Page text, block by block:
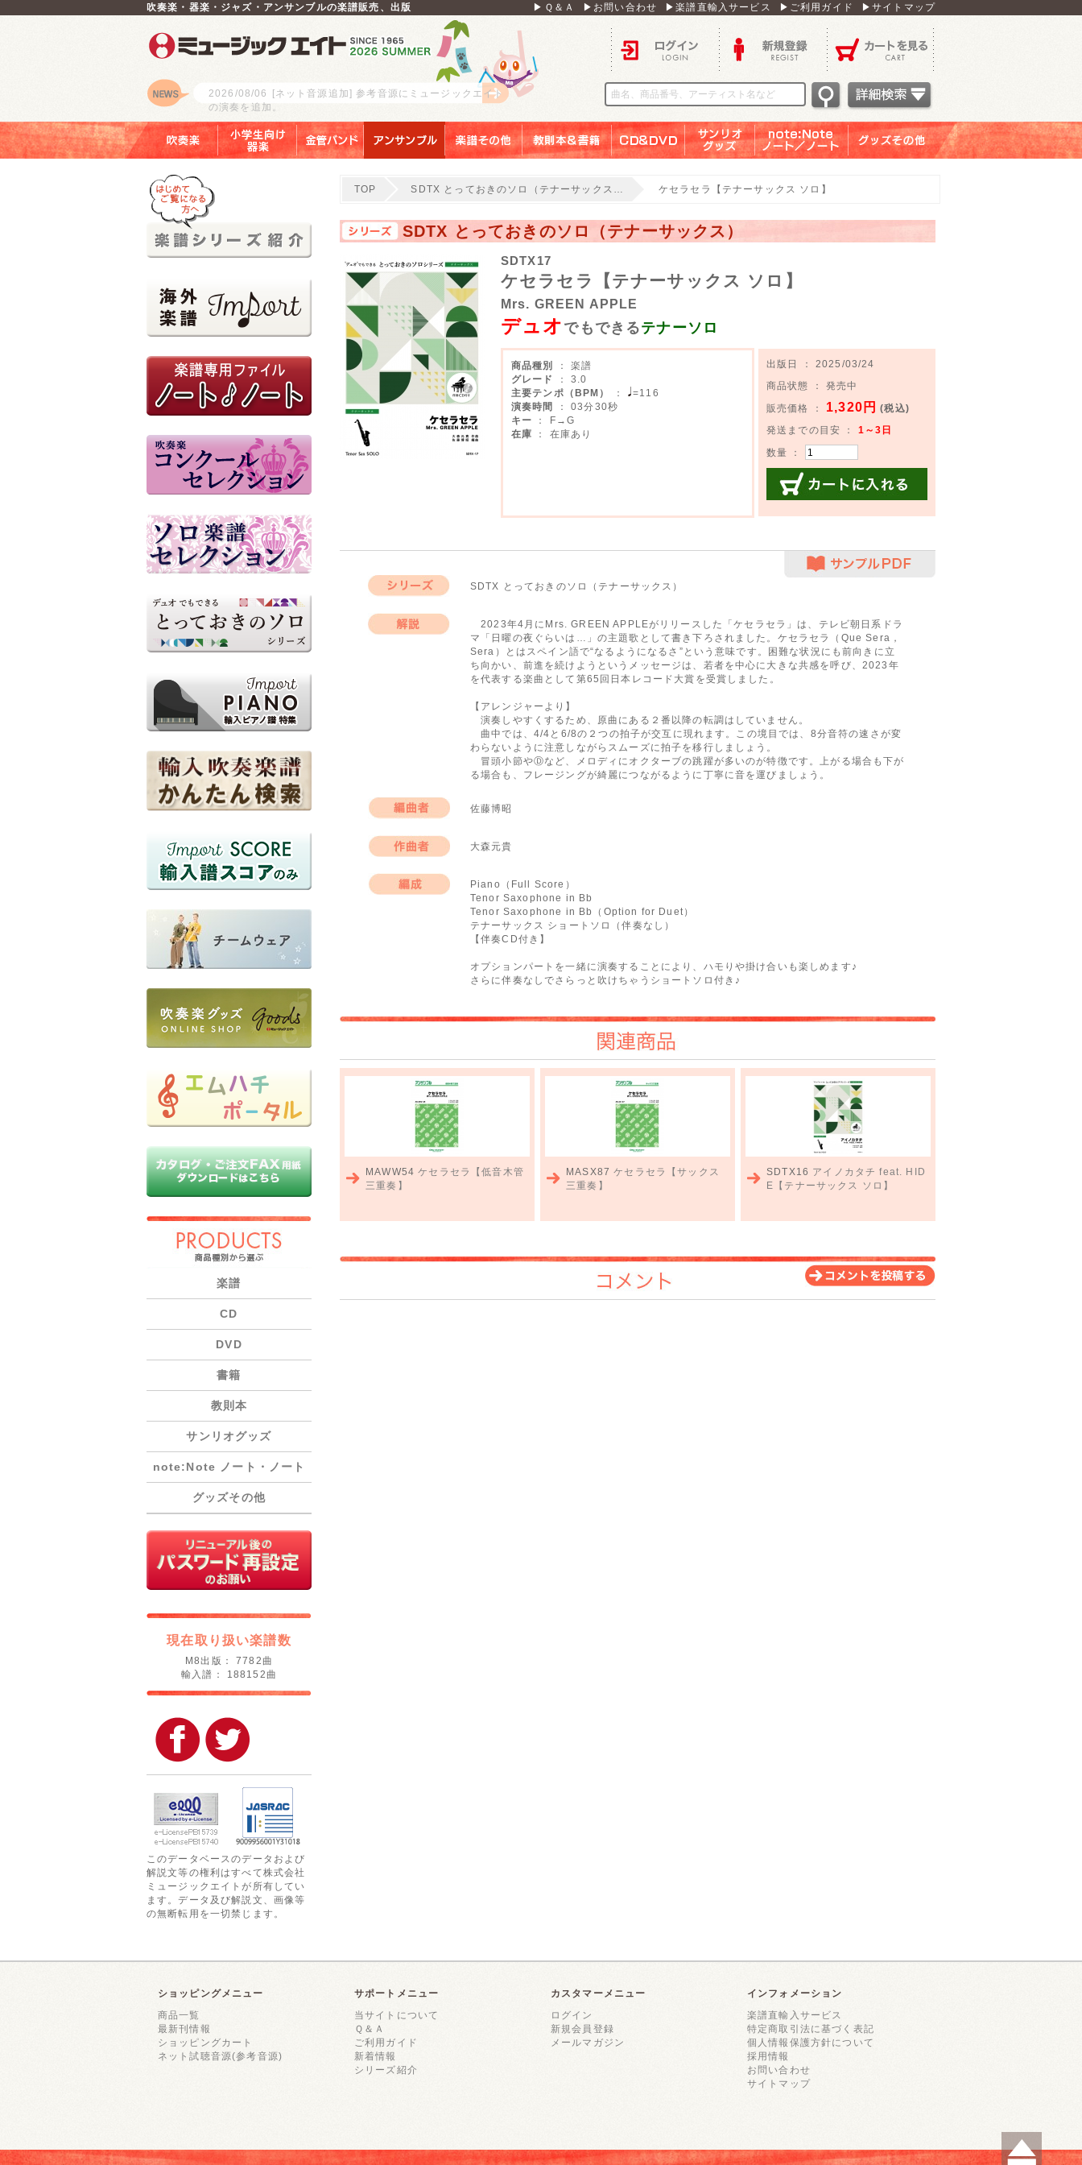
吹奏楽・器楽・ジャズ・アンサンブルの楽譜販売、出版 ▶Ｑ＆Ａ ▶お問い合わせ ▶楽譜直輸入サービス ▶ご利用ガイド ▶サイトマップ
ロゴ
2026/08/06
[ネット音源追加] 参考音源にミュージックエイト
の演奏を追加。
楽譜
CD
DVD
書籍
教則本
サンリオグッズ
note:Note ノート・ノート
グッズその他
現在取り扱い楽譜数
M8出版： 7782曲
輸入譜： 188152曲
このデータベースのデータおよび
解説文等の権利はすべて株式会社
ミュージックエイトが所有してい
ます。データ及び解説文、画像等
の無断転用を一切禁じます。
TOP SDTX とっておきのソロ（テナーサックス… ケセラセラ【テナーサックス ソロ】
SDTX とっておきのソロ（テナーサックス）
SDTX17
ケセラセラ【テナーサックス ソロ】
Mrs. GREEN APPLE
デュオ でもできるテナーソロ
商品種別
： 楽譜
グレード
： 3.0
主要テンポ（BPM）
：
=116
演奏時間
： 03分30秒
キー
： F→G
在庫
： 在庫あり
出版日 ： 2025/03/24
商品状態 ： 発売中
販売価格 ： 1,320円 (税込)
発送までの目安 ： 1～3日
数量 ：
SDTX とっておきのソロ（テナーサックス）
2023年4月にMrs. GREEN APPLEがリリースした「ケセラセラ」は、テレビ朝日系ドラ
マ「日曜の夜ぐらいは…」の主題歌として書き下ろされました。ケセラセラ（Que Sera，
Sera）とはスペイン語で“なるようになるさ”という意味です。困難な状況にも前向きに立
ち向かい、前進を続けようというメッセージは、若者を中心に大きな共感を呼び、2023年
を代表する楽曲として第65回日本レコード大賞を受賞しました。
【アレンジャーより】
演奏しやすくするため、原曲にある２番以降の転調はしていません。
曲中では、4/4と6/8の２つの拍子が交互に現れます。この境目では、8分音符の速さが変
わらないように注意しながらスムーズに拍子を移行しましょう。
冒頭小節やⒹなど、メロディにオクターブの跳躍が多いのが特徴です。上がる場合も下が
る場合も、フレージングが綺麗につながるように丁寧に音を運びましょう。
佐藤博昭
大森元貴
Piano（Full Score）
Tenor Saxophone in Bb
Tenor Saxophone in Bb（Option for Duet）
テナーサックス ショートソロ（伴奏なし）
【伴奏CD付き】
オプションパートを一緒に演奏することにより、ハモりや掛け合いも楽しめます♪
さらに伴奏なしでさらっと吹けちゃうショートソロ付き♪
関連商品
MAWW54ケセラセラ【低音木管
三重奏】
MASX87ケセラセラ【サックス
三重奏】
SDTX16 アイノカタチ feat. HID
E【テナーサックス ソロ】
コメント
ショッピングメニュー
商品一覧
最新刊情報
ショッピングカート
ネット試聴音源(参考音源)
サポートメニュー
当サイトについて
Ｑ＆Ａ
ご利用ガイド
新着情報
シリーズ紹介
カスタマーメニュー
ログイン
新規会員登録
メールマガジン
インフォメーション
楽譜直輸入サービス
特定商取引法に基づく表記
個人情報保護方針について
採用情報
お問い合わせ
サイトマップ